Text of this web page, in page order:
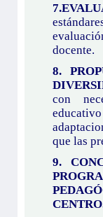
docente.
8.
con
que las
9.